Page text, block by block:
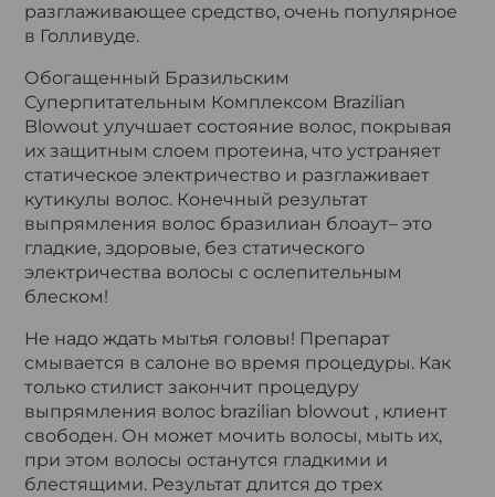
разглаживающее средство, очень популярное
в Голливуде.
Обогащенный Бразильским
Суперпитательным Комплексом Brazilian
Blowout улучшает состояние волос, покрывая
их защитным слоем протеина, что устраняет
статическое электричество и разглаживает
кутикулы волос. Конечный результат
выпрямления волос бразилиан блоаут– это
гладкие, здоровые, без статического
электричества волосы с ослепительным
блеском!
Не надо ждать мытья головы! Препарат
смывается в салоне во время процедуры. Как
только стилист закончит процедуру
выпрямления волос brazilian blowout , клиент
свободен. Он может мочить волосы, мыть их,
при этом волосы останутся гладкими и
блестящими. Результат длится до трех